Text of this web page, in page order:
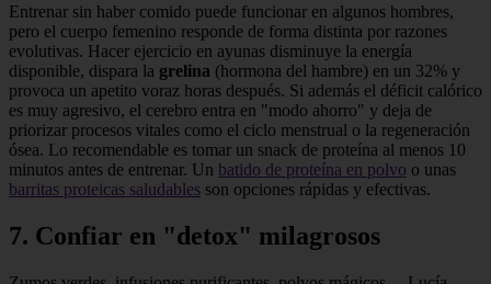
Entrenar sin haber comido puede funcionar en algunos hombres,
pero el cuerpo femenino responde de forma distinta por razones
evolutivas. Hacer ejercicio en ayunas disminuye la energía
disponible, dispara la grelina (hormona del hambre) en un 32% y
provoca un apetito voraz horas después. Si además el déficit calórico
es muy agresivo, el cerebro entra en "modo ahorro" y deja de
priorizar procesos vitales como el ciclo menstrual o la regeneración
ósea. Lo recomendable es tomar un snack de proteína al menos 10
minutos antes de entrenar. Un batido de proteína en polvo o unas
barritas proteicas saludables son opciones rápidas y efectivas.
7. Confiar en "detox" milagrosos